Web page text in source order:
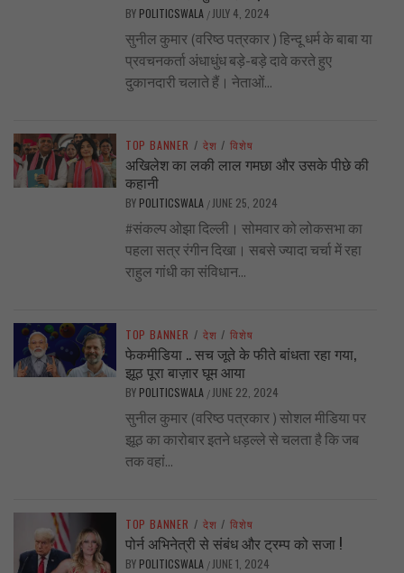
BY POLITICSWALA / JULY 4, 2024
सुनील कुमार (वरिष्ठ पत्रकार ) हिन्दू धर्म के बाबा या
प्रवचनकर्ता अंधाधुंध बड़े-बड़े दावे करते हुए
दुकानदारी चलाते हैं। नेताओं...
TOP BANNER / देश / विशेष
अखिलेश का लकी लाल गमछा और उसके पीछे की
कहानी
BY POLITICSWALA / JUNE 25, 2024
#संकल्प ओझा दिल्ली। सोमवार को लोकसभा का
पहला सत्र रंगीन दिखा। सबसे ज्यादा चर्चा में रहा
राहुल गांधी का संविधान...
TOP BANNER / देश / विशेष
फेकमीडिया .. सच जूते के फीते बांधता रहा गया,
झूठ पूरा बाज़ार घूम आया
BY POLITICSWALA / JUNE 22, 2024
सुनील कुमार (वरिष्ठ पत्रकार ) सोशल मीडिया पर
झूठ का कारोबार इतने धड़ल्ले से चलता है कि जब
तक वहां...
TOP BANNER / देश / विशेष
पोर्न अभिनेत्री से संबंध और ट्रम्प को सजा !
BY POLITICSWALA / JUNE 1, 2024